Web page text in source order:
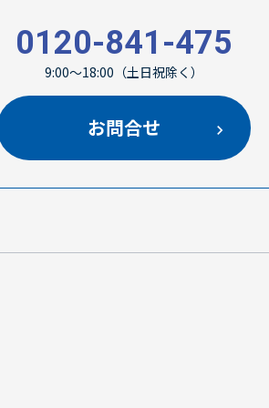
0120-841-475
9:00～18:00（土日祝除く）
お問合せ